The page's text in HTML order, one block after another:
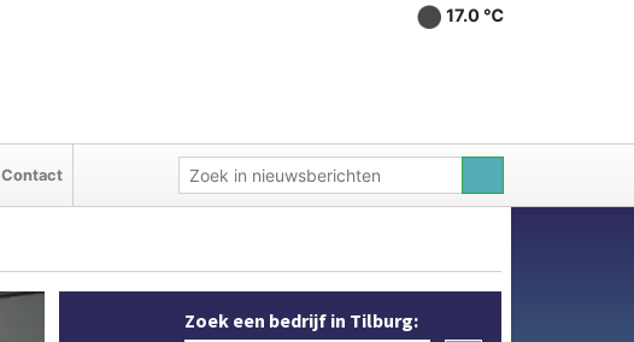
17.0 ℃
Contact
Zoek een bedrijf in Tilburg: